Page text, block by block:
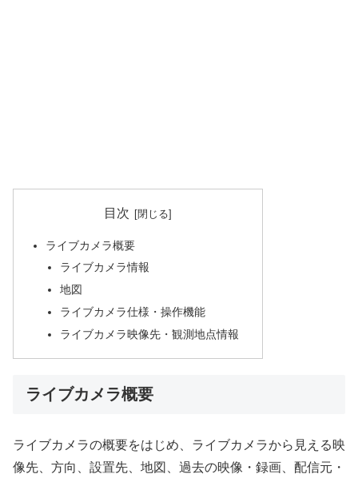
目次
ライブカメラ概要
ライブカメラ情報
地図
ライブカメラ仕様・操作機能
ライブカメラ映像先・観測地点情報
ライブカメラ概要
ライブカメラの概要をはじめ、ライブカメラから見える映
像先、方向、設置先、地図、過去の映像・録画、配信元・